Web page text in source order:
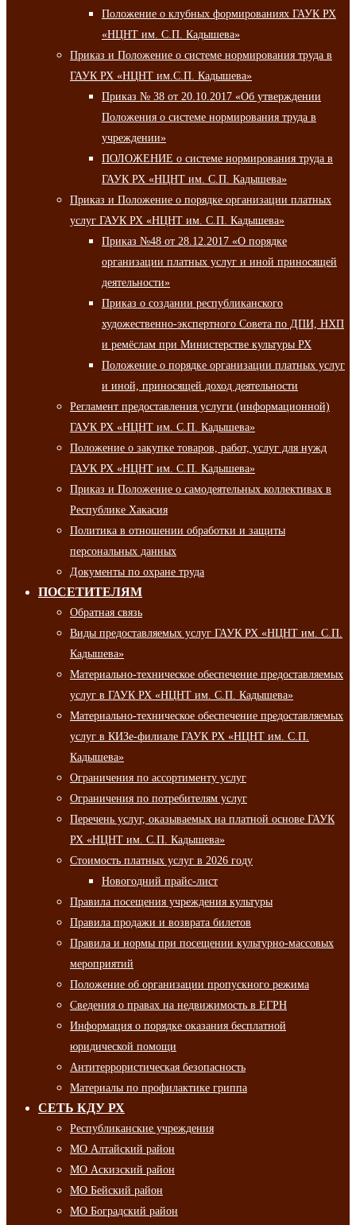
Положение о клубных формированиях ГАУК РХ
«НЦНТ им. С.П. Кадышева»
Приказ и Положение о системе нормирования труда в
ГАУК РХ «НЦНТ им.С.П. Кадышева»
Приказ № 38 от 20.10.2017 «Об утверждении
Положения о системе нормирования труда в
учреждении»
ПОЛОЖЕНИЕ о системе нормирования труда в
ГАУК РХ «НЦНТ им. С.П. Кадышева»
Приказ и Положение о порядке организации платных
услуг ГАУК РХ «НЦНТ им. С.П. Кадышева»
Приказ №48 от 28.12.2017 «О порядке
организации платных услуг и иной приносящей
деятельности»
Приказ о создании республиканского
художественно-экспертного Совета по ДПИ, НХП
и ремёслам при Министерстве культуры РХ
Положение о порядке организации платных услуг
и иной, приносящей доход деятельности
Регламент предоставления услуги (информационной)
ГАУК РХ «НЦНТ им. С.П. Кадышева»
Положение о закупке товаров, работ, услуг для нужд
ГАУК РХ «НЦНТ им. С.П. Кадышева»
Приказ и Положение о самодеятельных коллективах в
Республике Хакасия
Политика в отношении обработки и защиты
персональных данных
Документы по охране труда
ПОСЕТИТЕЛЯМ
Обратная связь
Виды предоставляемых услуг ГАУК РХ «НЦНТ им. С.П.
Кадышева»
Материально-техническое обеспечение предоставляемых
услуг в ГАУК РХ «НЦНТ им. С.П. Кадышева»
Материально-техническое обеспечение предоставляемых
услуг в КИЗе-филиале ГАУК РХ «НЦНТ им. С.П.
Кадышева»
Ограничения по ассортименту услуг
Ограничения по потребителям услуг
Перечень услуг, оказываемых на платной основе ГАУК
РХ «НЦНТ им. С.П. Кадышева»
Стоимость платных услуг в 2026 году
Новогодний прайс-лист
Правила посещения учреждения культуры
Правила продажи и возврата билетов
Правила и нормы при посещении культурно-массовых
мероприятий
Положение об организации пропускного режима
Сведения о правах на недвижимость в ЕГРН
Информация о порядке оказания бесплатной
юридической помощи
Антитеррористическая безопасность
Материалы по профилактике гриппа
СЕТЬ КДУ РХ
Республиканские учреждения
МО Алтайский район
МО Аскизский район
МО Бейский район
МО Боградский район